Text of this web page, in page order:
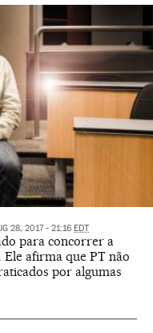
28, 2017 - 21:16 EDT
para concorrer a
Ele afirma que PT não
por algumas